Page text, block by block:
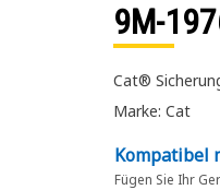
9M-
Cat®
Marke: Cat
Kompatibel
Fügen Sie Ihr